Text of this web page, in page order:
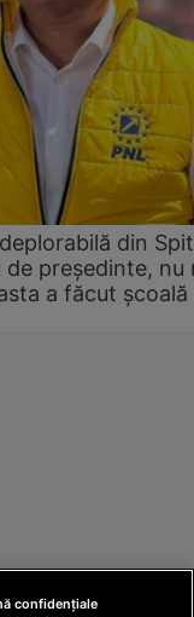
din
de președinte, nu
a făcut școală
confidențiale